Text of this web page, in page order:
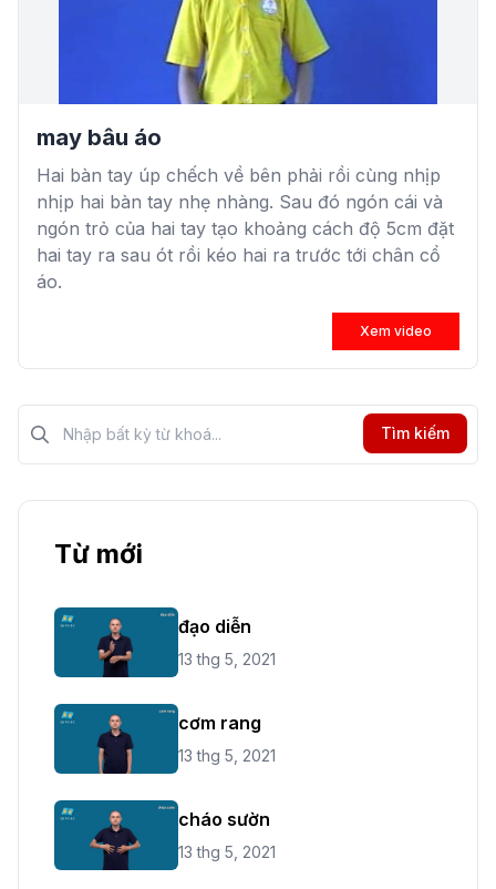
may bâu áo
Hai bàn tay úp chếch về bên phải rồi cùng nhịp
nhịp hai bàn tay nhẹ nhàng. Sau đó ngón cái và
ngón trỏ của hai tay tạo khoảng cách độ 5cm đặt
hai tay ra sau ót rồi kéo hai ra trước tới chân cổ
áo.
Xem video
Tìm kiếm?>
Tìm kiếm
Từ mới
đạo diễn
13 thg 5, 2021
cơm rang
13 thg 5, 2021
cháo sườn
13 thg 5, 2021